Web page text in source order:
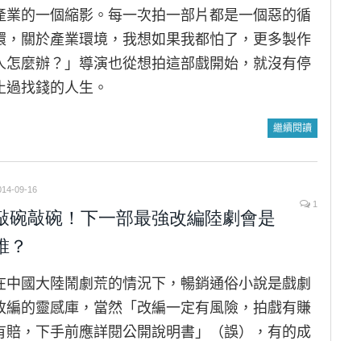
業的一個縮影。每一次拍一部片都是一個惡的循
，關於產業環境，我想如果我都怕了，更多製作
怎麼辦？」導演也從想拍這部戲開始，就沒有停
過找錢的人生。
繼續閱讀
09-16
1
碗敲碗！下一部最強改編陸劇會是
？
中國大陸鬧劇荒的情況下，暢銷通俗小說是戲劇
編的靈感庫，當然「改編一定有風險，拍戲有賺
賠，下手前應詳閱公開說明書」（誤），有的成